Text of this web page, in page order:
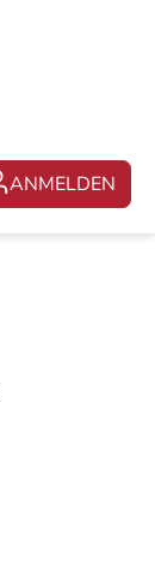
ANMELDEN